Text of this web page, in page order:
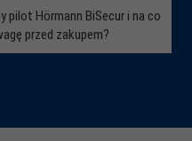
pilot Hörmann BiSecur i na co
przed zakupem?